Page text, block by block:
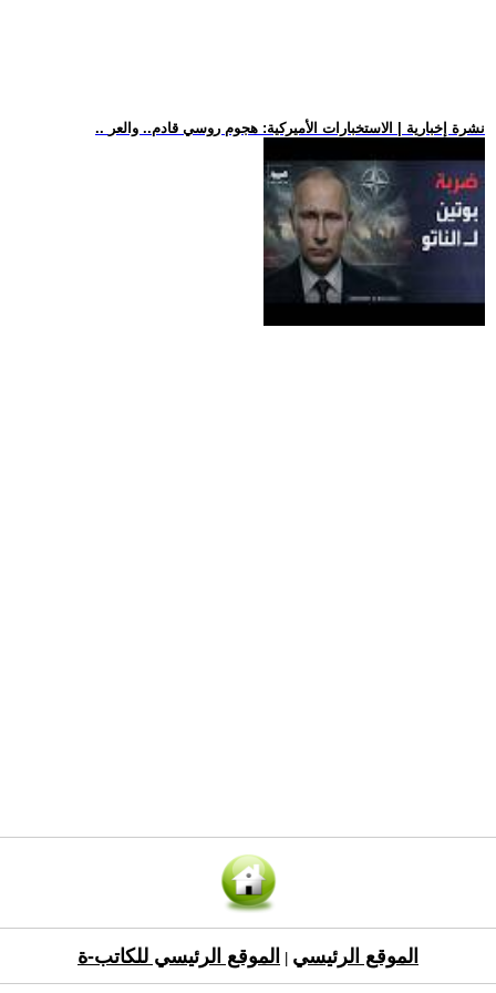
.. نشرة إخبارية | الاستخبارات الأميركية: هجوم روسي قادم.. والعر
الموقع الرئيسي الموقع الرئيسي للكاتب-ة